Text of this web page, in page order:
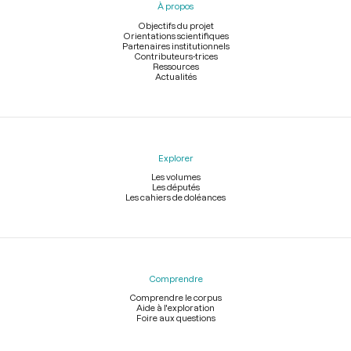
À propos
Objectifs du projet
Orientations scientifiques
Partenaires institutionnels
Contributeurs-trices
Ressources
Actualités
Explorer
Les volumes
Les députés
Les cahiers de doléances
Comprendre
Comprendre le corpus
Aide à l'exploration
Foire aux questions